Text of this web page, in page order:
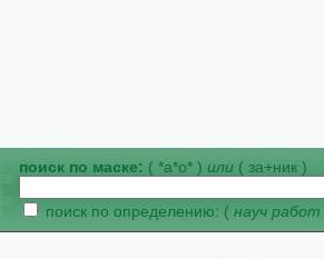
поиск по маске: ( *а*о* ) или ( за+ник )
поиск по определению: ( науч работ